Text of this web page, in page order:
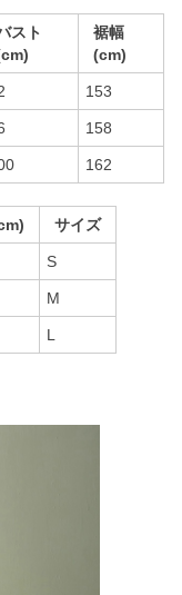
スト
裾幅
(cm)
153
158
162
サイズ
S
M
L